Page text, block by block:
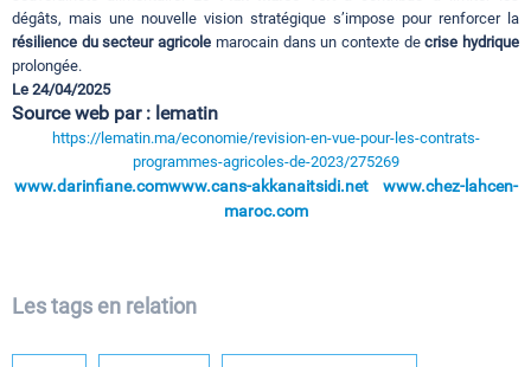
dégâts, mais une nouvelle vision stratégique s’impose pour renforcer la
résilience du secteur agricole marocain dans un contexte decrise hydrique
prolongée.
Le 24/04/2025
Source web par : lematin
https://lematin.ma/economie/revision-en-vue-pour-les-contrats-
programmes-agricoles-de-2023/275269
www.darinfiane.comwww.cans-akkanaitsidi.net
www.chez-lahcen-
maroc.com
Les tags en relation